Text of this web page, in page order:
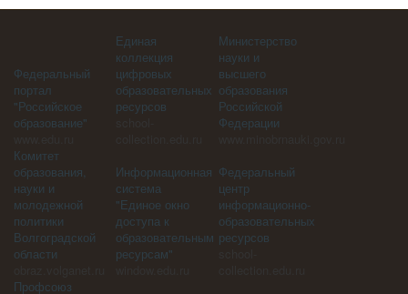
Федеральный
портал
"Российское
образование"
Единая
коллекция
цифровых
образовательных
ресурсов
Министерство
науки и
высшего
образования
Российской
Федерации
Комитет
образования,
науки и
молодежной
политики
Волгоградской
области
Информационная
система
"Единое окно
доступа к
образовательным
ресурсам"
Федеральный
центр
информационно-
образовательных
ресурсов
Профсоюз